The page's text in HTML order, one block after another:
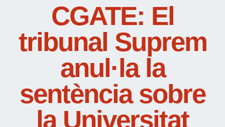
CGATE: El
tribunal Suprem
anul·la la
sentència sobre
la Universitat